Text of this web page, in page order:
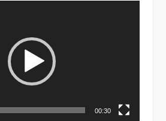
00:30